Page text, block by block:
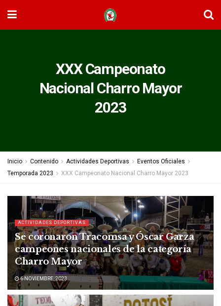
XXX Campeonato
Nacional Charro Mayor
2023
Inicio Contenido Actividades Deportivas
Eventos Oficiales
Temporada 2023
XXX Campeonato Nacional Charro Mayor 2023
ACTIVIDADES DEPORTIVAS
Se coronaron Tracomsa y Óscar Garza
campeones nacionales de la categoría
Charro Mayor
6 NOVIEMBRE, 2023